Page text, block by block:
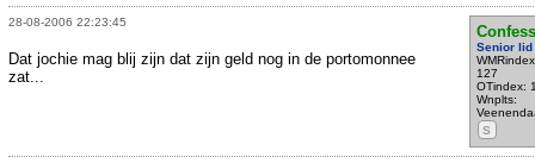
28-08-2006 22:23:45
Senior lid
127
OTindex:
Wnplts:
S
Dat jochie mag blij zijn dat zijn geld nog in de portomonnee
zat...